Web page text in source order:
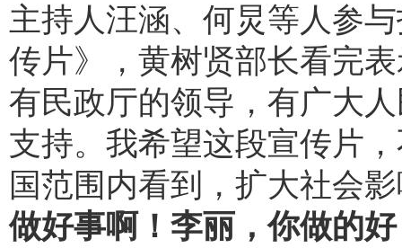
主持人汪涵、何炅等人参
传片》，黄树贤部长看完
有民政厅的领导，有广大
支持。我希望这段宣传片
国范围内看到，扩大社会
做好事啊！李丽，你做的